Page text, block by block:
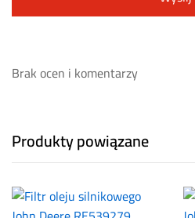
Brak ocen i komentarzy
Produkty powiązane